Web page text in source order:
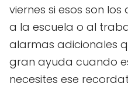
viernes si esos son
a la escuela o al
alarmas adicionales
gran ayuda cuando
necesites ese